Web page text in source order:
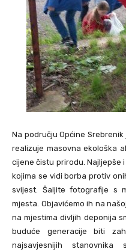
Na području Općine
realizuje masovna ekološka
cijene čistu prirodu. Najljepše
kojima se vidi borba protiv
svijest. Šaljite fotografije s
mjesta. Objavićemo ih na
na mjestima divljih deponija
buduće generacije biti
najsavjesnijih stanovnika